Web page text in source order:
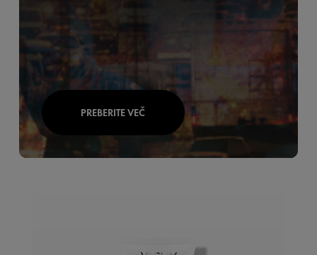
PREBERITE VEČ